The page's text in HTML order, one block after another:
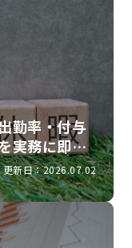
勤率・付与
実務に即し
更新日：2026.07.02